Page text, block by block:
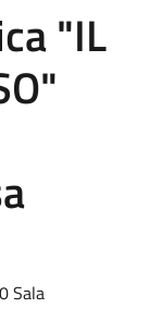
"IL
Sala